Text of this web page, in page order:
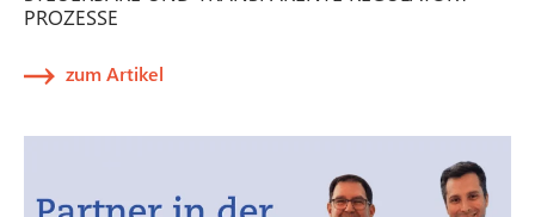
PROZESSE
zum Artikel